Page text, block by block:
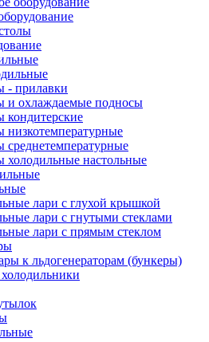
- прилавки
и охлаждаемые подносы
кондитерские
низкотемпературные
среднетемпературные
холодильные настольные
лари с глухой крышкой
лари с гнутыми стеклами
лари с прямым стеклом
к льдогенераторам (бункеры)